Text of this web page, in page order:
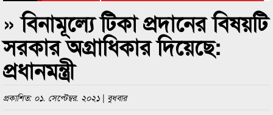
পুরস্কার বিতরণ সম্পন্ন
সিলেটে বাংলাদেশ গ্রুপ থিয়েটার ফেডারেশানের
» বিনামূল্যে টিকা প্রদানের বিষয়টি
সরকার অগ্রাধিকার দিয়েছে:
প্রধানমন্ত্রী
প্রকাশিত: ০১. সেপ্টেম্বর. ২০২১ | বুধবার